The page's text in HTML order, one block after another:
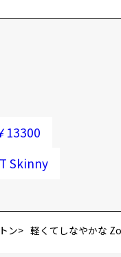
13300
Skinny
ン 軽くてしなやかな